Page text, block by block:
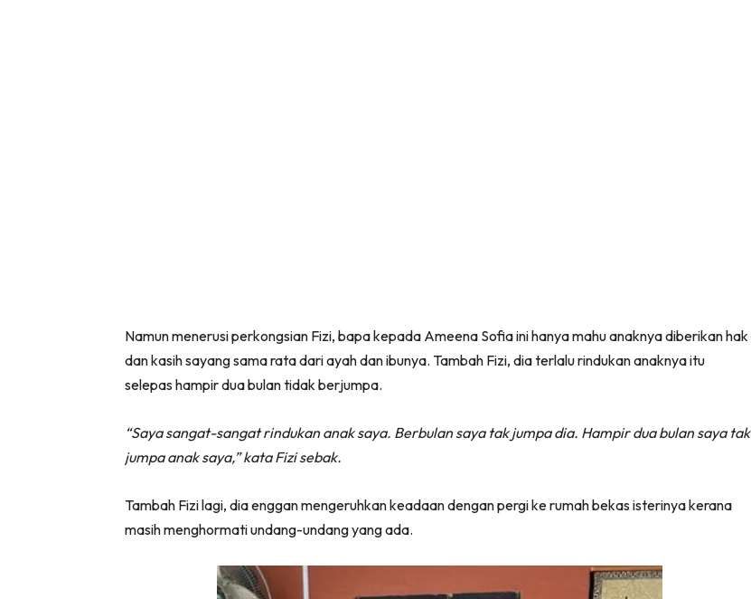
Namun menerusi perkongsian Fizi, bapa kepada Ameena Sofia ini hanya mahu anaknya diberikan hak
dan kasih sayang sama rata dari ayah dan ibunya. Tambah Fizi, dia terlalu rindukan anaknya itu
selepas hampir dua bulan tidak berjumpa.
“Saya sangat-sangat rindukan anak saya. Berbulan saya tak jumpa dia. Hampir dua bulan saya tak
jumpa anak saya,” kata Fizi sebak.
Tambah Fizi lagi, dia enggan mengeruhkan keadaan dengan pergi ke rumah bekas isterinya kerana
masih menghormati undang-undang yang ada.